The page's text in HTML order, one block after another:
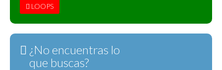
LOOPS
¿No encuentras lo
que buscas?